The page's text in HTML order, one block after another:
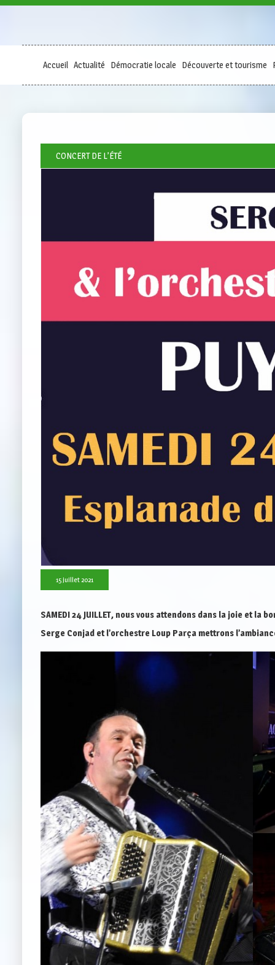
Accueil Actualité Démocratie locale Découverte et tourisme
CONCERT DE L’ÉTÉ
15 juillet 2021
SAMEDI 24 JUILLET, nous vous attendons dans la joie et la
Serge Conjad et l’orchestre Loup Parça mettrons